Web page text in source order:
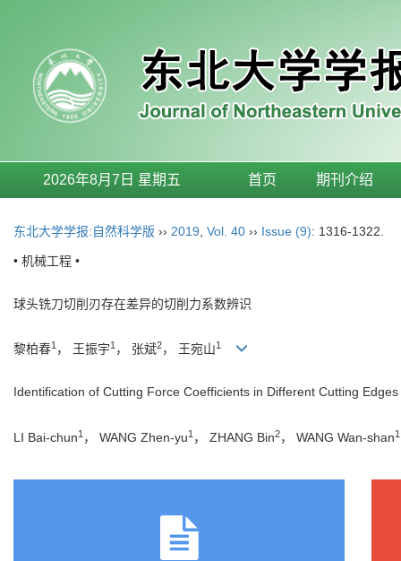
2026年8月7日 星期五 首页 期刊介绍
东北大学学报:自然科学版 ›› 2019 Vol. 40 ›› Issue (9): 1316-1322.
• 机械工程 •
球头铣刀切削刃存在差异的切削力系数辨识
黎柏春1 ， 王振宇1 ， 张斌2， 王宛山1
Identification of Cutting Force Coefficients in Different Cutting
LI Bai-chun1 ， WANG Zhen-yu1 ， ZHANG Bin2， WANG Wan-shan1